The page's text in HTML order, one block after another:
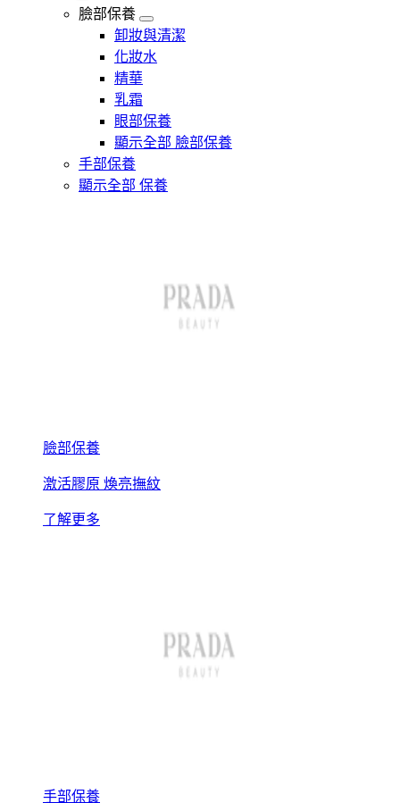
臉部保養
卸妝與清潔
化妝水
精華
乳霜
眼部保養
顯示全部 臉部保養
手部保養
顯示全部 保養
臉部保養
激活膠原 煥亮撫紋
了解更多
手部保養